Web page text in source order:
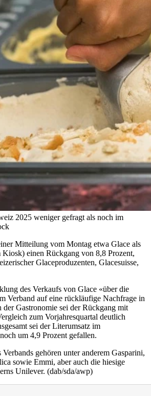
2025 weniger gefragt als noch im
Mitteilung vom Montag etwa Glace als
Kiosk) einen Rückgang von 8,8 Prozent,
Glaceproduzenten, Glacesuisse,
des Verkaufs von Glace «über die
Verband auf eine rückläufige Nachfrage in
der Gastronomie sei der Rückgang mit
zum Vorjahresquartal deutlich
sei der Literumsatz im
um 4,9 Prozent gefallen.
gehören unter anderem Gasparini,
sowie Emmi, aber auch die hiesige
Unilever. (dab/sda/awp)